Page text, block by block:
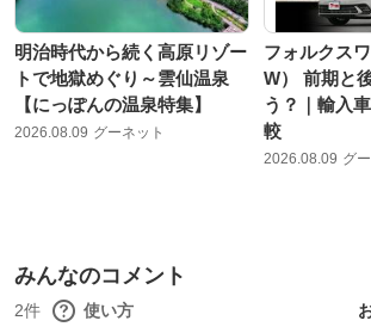
明治時代から続く高原リゾー
トで地獄めぐり～雲仙温泉
【にっぽんの温泉特集】
2026.08.09 グーネット
フォルクス
W） 前期と
う？｜輸入
較
2026.08.09 グ
みんなのコメント
2件 使い方